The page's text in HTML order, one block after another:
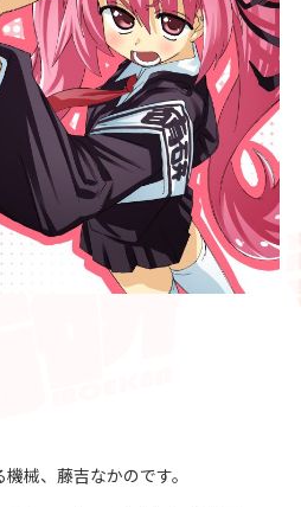
械、藤吉なかのです。